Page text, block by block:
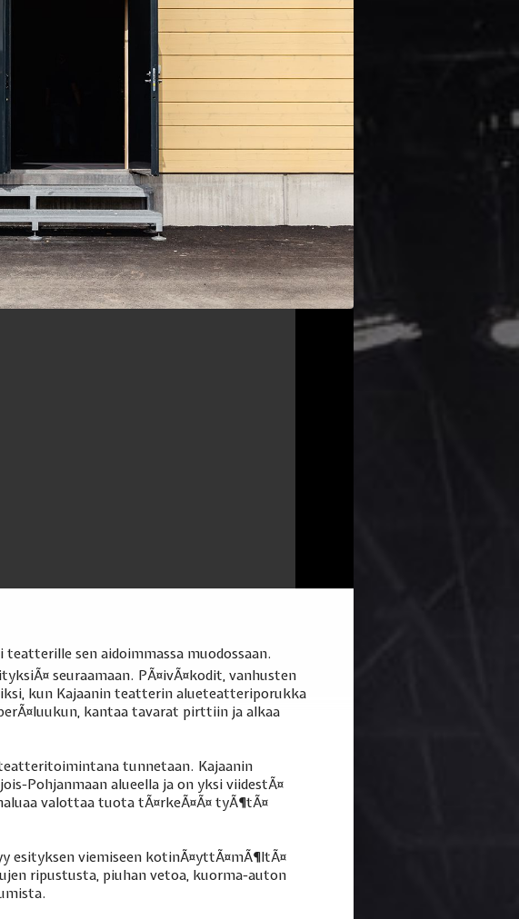
teatterille sen aidoimmassa muodossaan.
seuraamaan. PÃ¤ivÃ¤kodit, vanhusten
kun Kajaanin teatterin alueteatteriporukka
kantaa tavarat pirttiin ja alkaa
tunnetaan. Kajaanin
Pohjanmaan alueella ja on yksi viidestÃ¤
valottaa tuota tÃ¤rkeÃ¤Ã¤ tyÃ¶tÃ¤
esityksen viemiseen kotinÃ¤yttÃ¤mÃ¶ltÃ¤
ripustusta, piuhan vetoa, kuorma-auton